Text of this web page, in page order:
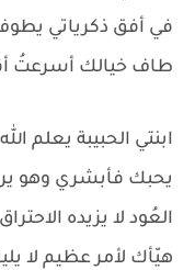
في أفق ذكرياتي
طاف خيالك أسرعتُ
ابنتي الحبيبة يعلم
يحبك فأبشري وهو
العُود لا يزيده
هيّأك لأمر عظيم لا